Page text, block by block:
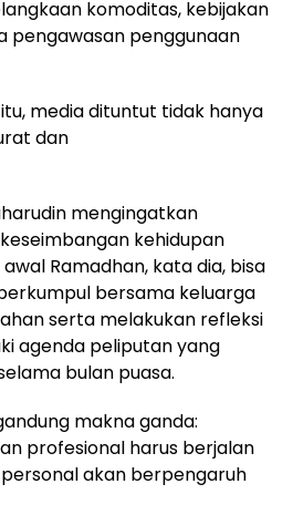
komoditas, kebijakan
pengawasan penggunaan
media dituntut tidak hanya
dan
mengingatkan
kehidupan
Ramadhan, kata dia, bisa
bersama keluarga
serta melakukan refleksi
agenda peliputan yang
bulan puasa.
makna ganda:
profesional harus berjalan
akan berpengaruh